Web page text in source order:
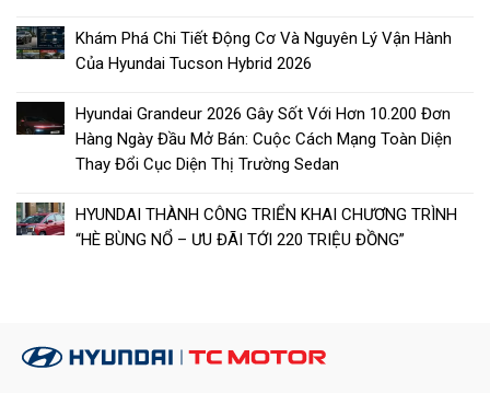
Khám Phá Chi Tiết Động Cơ Và Nguyên Lý Vận Hành
Của Hyundai Tucson Hybrid 2026
Hyundai Grandeur 2026 Gây Sốt Với Hơn 10.200 Đơn
Hàng Ngày Đầu Mở Bán: Cuộc Cách Mạng Toàn Diện
Thay Đổi Cục Diện Thị Trường Sedan
HYUNDAI THÀNH CÔNG TRIỂN KHAI CHƯƠNG TRÌNH
“HÈ BÙNG NỔ – ƯU ĐÃI TỚI 220 TRIỆU ĐỒNG”